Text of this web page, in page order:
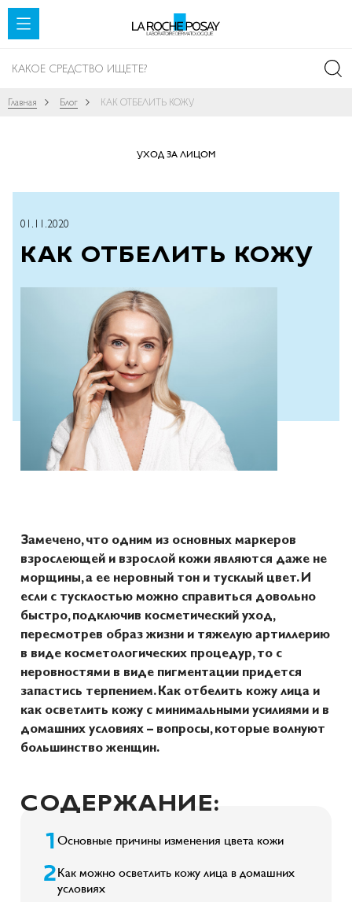
SKIP TO CONTENT
Главная Блог КАК ОТБЕЛИТЬ КОЖУ
УХОД ЗА ЛИЦОМ
01.11.2020
КАК ОТБЕЛИТЬ КОЖУ
Замечено, что одним из основных маркеров
взрослеющей и взрослой кожи являются даже не
морщины, а ее неровный тон и тусклый цвет. И
если с тусклостью можно справиться довольно
быстро, подключив косметический уход,
пересмотрев образ жизни и тяжелую артиллерию
в виде косметологических процедур, то с
неровностями в виде пигментации придется
запастись терпением. Как отбелить кожу лица и
как осветлить кожу с минимальными усилиями и в
домашних условиях – вопросы, которые волнуют
большинство женщин.
СОДЕРЖАНИЕ:
Основные причины изменения цвета кожи
Как можно осветлить кожу лица в домашних
условиях